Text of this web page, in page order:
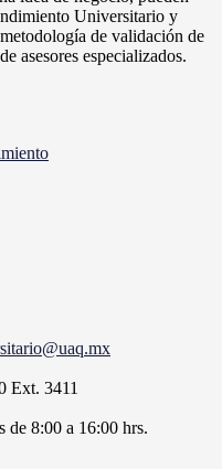
Universitario y
de validación de
asesores especializados.
Ext. 3411
de 8:00 a 16:00 hrs.